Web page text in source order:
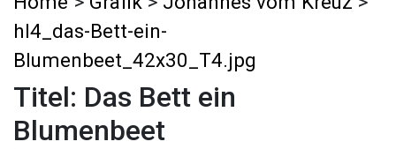
hl4_das-Bett-ein-
Blumenbeet_42x30_T4.jpg
Titel: Das Bett ein
Blumenbeet